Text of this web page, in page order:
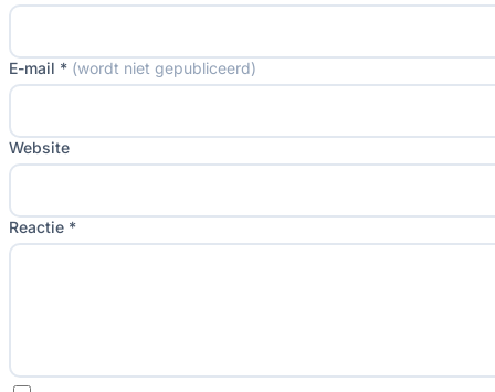
E-mail * (wordt niet gepubliceerd)
Website
Reactie *